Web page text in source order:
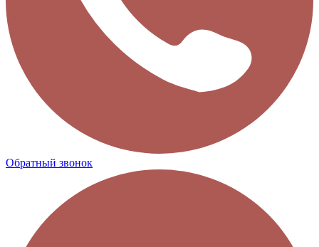
Обратный звонок